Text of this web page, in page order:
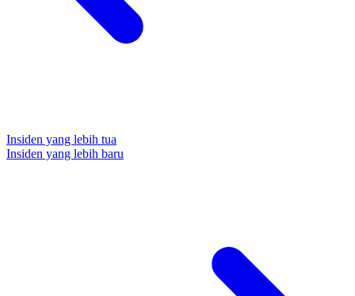
Insiden yang lebih tua
Insiden yang lebih baru